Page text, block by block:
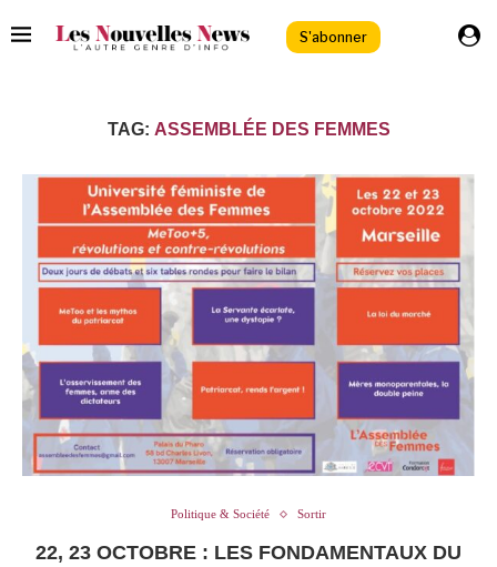
S'abonner
TAG: ASSEMBLÉE DES FEMMES
Politique & Société Sortir
22, 23 OCTOBRE : LES FONDAMENTAUX DU